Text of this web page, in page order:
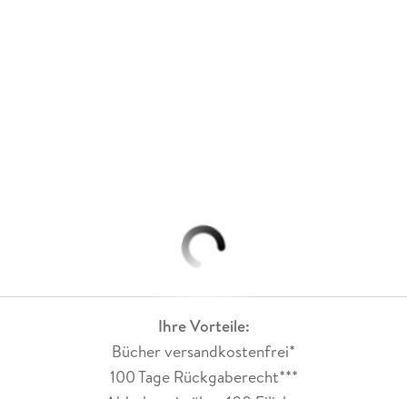
Ihre Vorteile:
Bücher versandkostenfrei*
100 Tage Rückgaberecht***